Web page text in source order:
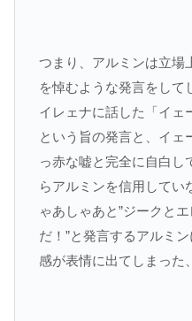
つまり、アルミンは立場
を悼むような発言をして
イレェナに話した「イェ
という旨の発言と、イェ
っ赤な嘘と完全に自白し
らアルミンを信用してい
ゃあしゃあと”ジークと
だ！”と発言するアルミ
感が表情に出てしまった